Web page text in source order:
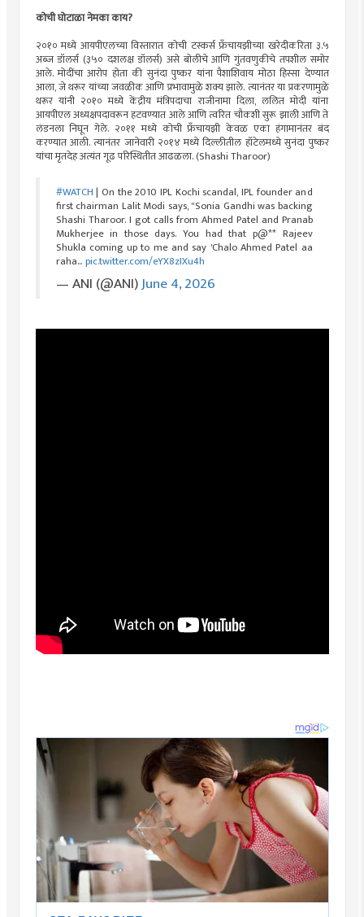
कोची घोटाळा नेमका काय?
२०१० मध्ये आयपीएलच्या विस्तारात कोची टस्कर्स फ्रँचायझीच्या खरेदीकरिता ३.५
अब्ज डॉलर्स (३५० दशलक्ष डॉलर्स) असे बोलीचे आणि गुंतवणुकीचे तपशील समोर
आले. मोदींचा आरोप होता की सुनंदा पुष्कर यांना पैशाशिवाय मोठा हिस्सा देण्यात
आला, जे थरूर यांच्या जवळीक आणि प्रभावामुळे शक्य झाले. त्यानंतर या प्रकरणामुळे
थरूर यांनी २०१० मध्ये केंद्रीय मंत्रिपदाचा राजीनामा दिला, ललित मोदी यांना
आयपीएल अध्यक्षपदावरून हटवण्यात आले आणि त्वरित चौकशी सुरू झाली आणि ते
लंडनला निघून गेले. २०११ मध्ये कोची फ्रँचायझी केवळ एका हंगामानंतर बंद
करण्यात आली. त्यानंतर जानेवारी २०१४ मध्ये दिल्लीतील हॉटेलमध्ये सुनंदा पुष्कर
यांचा मृतदेह अत्यंत गूढ परिस्थितीत आढळला. (Shashi Tharoor)
#WATCH| On the 2010 IPL Kochi scandal, IPL founder and
first chairman Lalit Modi says, "Sonia Gandhi was backing
Shashi Tharoor. I got calls from Ahmed Patel and Pranab
Mukherjee in those days. You had that p@** Rajeev
Shukla coming up to me and say 'Chalo Ahmed Patel aa
raha…pic.twitter.com/eYX8zIXu4h
— ANI (@ANI)June 4, 2026